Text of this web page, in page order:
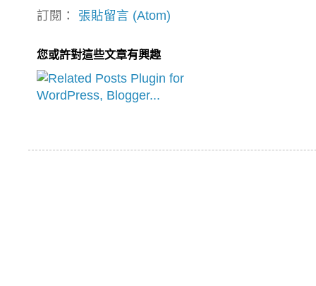
訂閱： 張貼留言 (Atom)
您或許對這些文章有興趣